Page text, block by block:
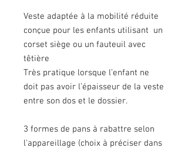
Veste adaptée à la mobilité réduite
conçue pour les enfants utilisant un
corset siège ou un fauteuil avec
têtière
Très pratique lorsque l’enfant ne
doit pas avoir l’épaisseur de la veste
entre son dos et le dossier.
3 formes de pans à rabattre selon
l'appareillage (choix à préciser dans